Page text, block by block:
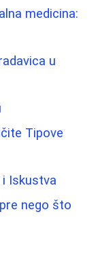
medicina:
u
Tipove
i Iskustva
nego što